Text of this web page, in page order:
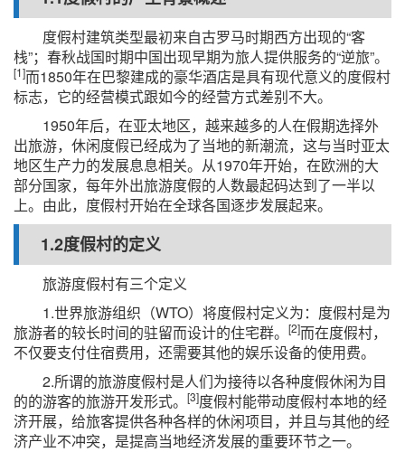
度假村建筑类型最初来自古罗马时期西方出现的“客
栈”；春秋战国时期中国出现早期为旅人提供服务的“逆旅”。
[1]而1850年在巴黎建成的豪华酒店是具有现代意义的度假村
标志，它的经营模式跟如今的经营方式差别不大。
1950年后，在亚太地区，越来越多的人在假期选择外
出旅游，休闲度假已经成为了当地的新潮流，这与当时亚太
地区生产力的发展息息相关。从1970年开始，在欧洲的大
部分国家，每年外出旅游度假的人数最起码达到了一半以
上。由此，度假村开始在全球各国逐步发展起来。
1.2度假村的定义
旅游度假村有三个定义
1.世界旅游组织（WTO）将度假村定义为：度假村是为
旅游者的较长时间的驻留而设计的住宅群。 [2]而在度假村，
不仅要支付住宿费用，还需要其他的娱乐设备的使用费。
2.所谓的旅游度假村是人们为接待以各种度假休闲为目
的的游客的旅游开发形式。 [3]度假村能带动度假村本地的经
济开展，给旅客提供各种各样的休闲项目，并且与其他的经
济产业不冲突，是提高当地经济发展的重要环节之一。